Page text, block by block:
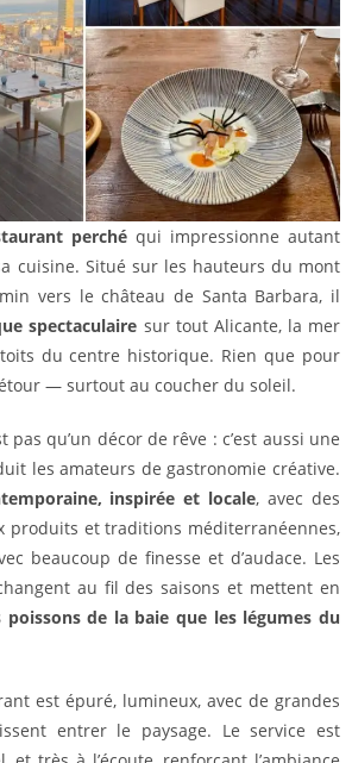
perché qui impressionne autant
cuisine. Situé sur les hauteurs du mont
vers le château de Santa Barbara, il
spectaculaire sur tout Alicante, la mer
du centre historique. Rien que pour
— surtout au coucher du soleil.
pas qu’un décor de rêve : c’est aussi une
les amateurs de gastronomie créative.
inspirée et locale, avec des
produits et traditions méditerranéennes,
beaucoup de finesse et d’audace. Les
au fil des saisons et mettent en
poissons de la baie que les légumes du
est épuré, lumineux, avec de grandes
entrer le paysage. Le service est